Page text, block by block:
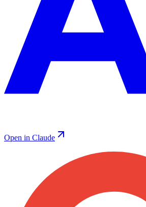
Open in Claude